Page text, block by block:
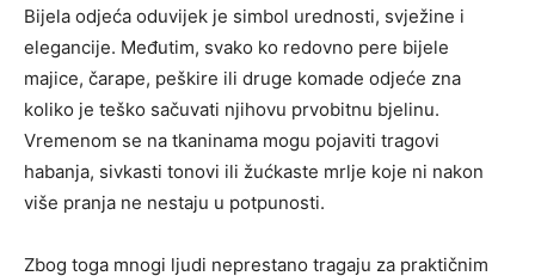
Bijela odjeća oduvijek je simbol urednosti, svježine i
elegancije. Međutim, svako ko redovno pere bijele
majice, čarape, peškire ili druge komade odjeće zna
koliko je teško sačuvati njihovu prvobitnu bjelinu.
Vremenom se na tkaninama mogu pojaviti tragovi
habanja, sivkasti tonovi ili žućkaste mrlje koje ni nakon
više pranja ne nestaju u potpunosti.
Zbog toga mnogi ljudi neprestano tragaju za praktičnim